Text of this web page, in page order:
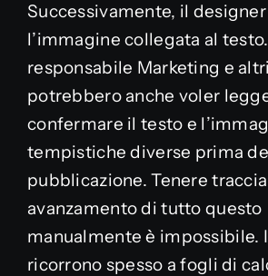
Successivamente, il
l’immagine collegata al
responsabile Marketing e
potrebbero anche voler
confermare il testo e
tempistiche diverse prima
pubblicazione. Tenere
avanzamento di tutto questo
manualmente è impossibile.
ricorrono spesso a fogli di